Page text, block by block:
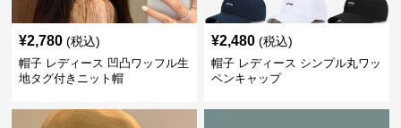
¥2,780 (税込)
帽子 レディース 凹凸ワッフル生
地タグ付きニット帽
¥2,480 (税込)
帽子 レディース シンプル丸ワッ
ペンキャップ